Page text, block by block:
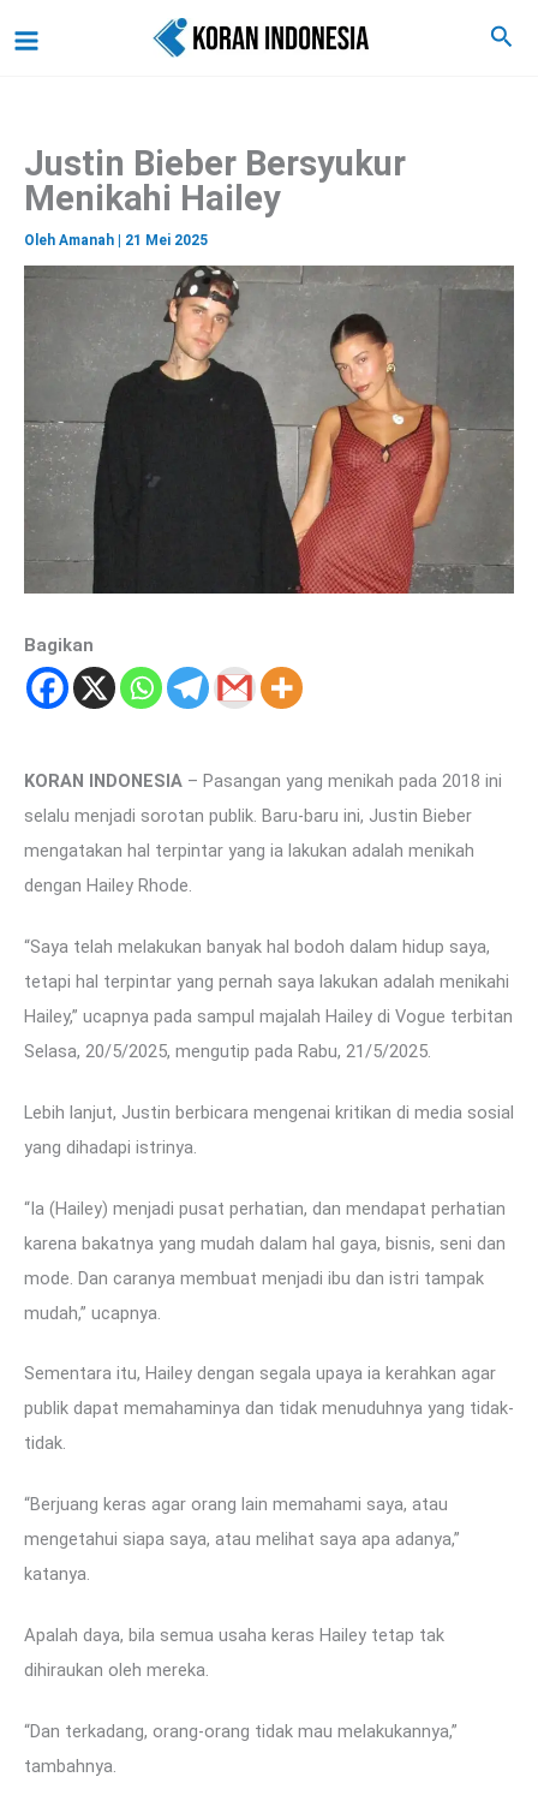
ke
Cari
Justin Bieber Bersyukur
Menikahi Hailey
Oleh Amanah 21 Mei 2025
Bagikan
KORAN INDONESIA – Pasangan yang menikah pada 2018 ini
selalu menjadi sorotan publik. Baru-baru ini, Justin Bieber
mengatakan hal terpintar yang ia lakukan adalah menikah
dengan Hailey Rhode.
“Saya telah melakukan banyak hal bodoh dalam hidup saya,
tetapi hal terpintar yang pernah saya lakukan adalah menikahi
Hailey,” ucapnya pada sampul majalah Hailey di Vogue terbitan
Selasa, 20/5/2025, mengutip pada Rabu, 21/5/2025.
Lebih lanjut, Justin berbicara mengenai kritikan di media sosial
yang dihadapi istrinya.
“Ia (Hailey) menjadi pusat perhatian, dan mendapat perhatian
karena bakatnya yang mudah dalam hal gaya, bisnis, seni dan
mode. Dan caranya membuat menjadi ibu dan istri tampak
mudah,” ucapnya.
Sementara itu, Hailey dengan segala upaya ia kerahkan agar
publik dapat memahaminya dan tidak menuduhnya yang tidak-
tidak.
“Berjuang keras agar orang lain memahami saya, atau
mengetahui siapa saya, atau melihat saya apa adanya,”
katanya.
Apalah daya, bila semua usaha keras Hailey tetap tak
dihiraukan oleh mereka.
“Dan terkadang, orang-orang tidak mau melakukannya,”
tambahnya.
a